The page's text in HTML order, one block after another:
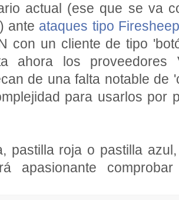
actual (ese que se va
ante ataques tipo Firesheep
con un cliente de tipo
ahora los
de una falta notable de
para usarlos por
pastilla roja o pastilla
apasionante